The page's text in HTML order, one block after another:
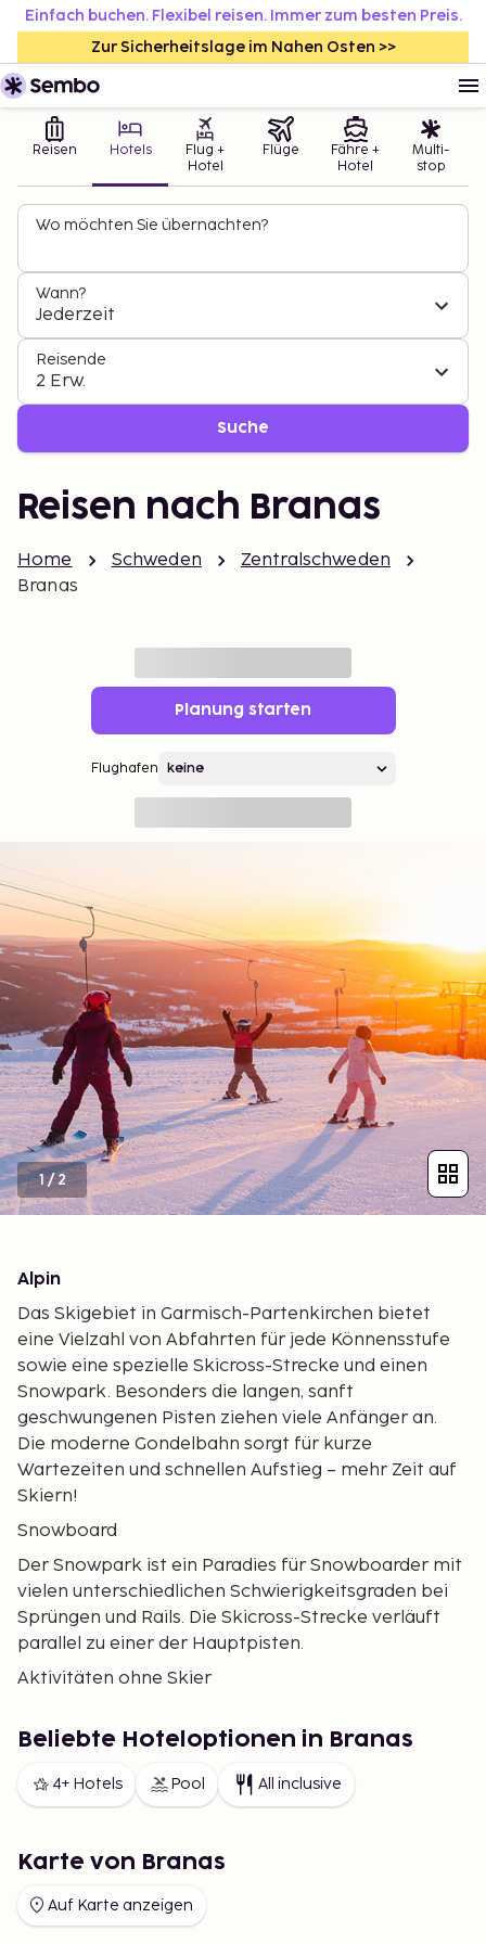
Einfach buchen. Flexibel reisen. Immer zum besten Preis.
Zur Sicherheitslage im Nahen Osten >>
Reisen Hotels
Flug +
Hotel
Flüge
Fähre +
Hotel
Multi-
stop
Wo möchten Sie übernachten?
Wann?
Jederzeit
Reisende
2 Erw.
Suche
Reisen nach Branas
Home Schweden
Zentralschweden
Branas
Planung starten
Flughafen
1/2
Alpin
Das Skigebiet in Garmisch-Partenkirchen bietet
eine Vielzahl von Abfahrten für jede Könnensstufe
sowie eine spezielle Skicross-Strecke und einen
Snowpark. Besonders die langen, sanft
geschwungenen Pisten ziehen viele Anfänger an.
Die moderne Gondelbahn sorgt für kurze
Wartezeiten und schnellen Aufstieg – mehr Zeit auf
Skiern!
Snowboard
Der Snowpark ist ein Paradies für Snowboarder mit
vielen unterschiedlichen Schwierigkeitsgraden bei
Sprüngen und Rails. Die Skicross-Strecke verläuft
parallel zu einer der Hauptpisten.
Aktivitäten ohne Skier
Appetit. In den Berghütten und Restaurants im Ort
dabei den herrlichen Ausblick auf die Alpen
nutzen.
Übernachtung
Beliebte Hoteloptionen in Branas
4+ Hotels Pool All inclusive
Karte von Branas
Auf Karte anzeigen